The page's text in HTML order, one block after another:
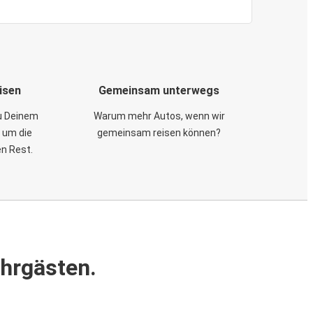
Deinem
die
Rest.
Gemeinsam unterwegs
Warum mehr Autos, wenn wir
gemeinsam reisen können?